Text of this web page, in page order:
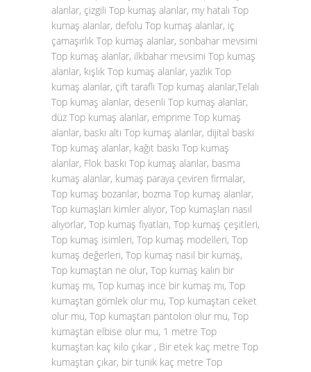
alanlar, çizgili Top kumaş alanlar, my hatalı Top
kumaş alanlar, defolu Top kumaş alanlar, iç
çamaşırlık Top kumaş alanlar, sonbahar mevsimi
Top kumaş alanlar, ilkbahar mevsimi Top kumaş
alanlar, kışlık Top kumaş alanlar, yazlık Top
kumaş alanlar, çift taraflı Top kumaş alanlar,Telalı
Top kumaş alanlar, desenli Top kumaş alanlar,
düz Top kumaş alanlar, emprime Top kumaş
alanlar, baskı altı Top kumaş alanlar, dijital baskı
Top kumaş alanlar, kağıt baskı Top kumaş
alanlar, Flok baskı Top kumaş alanlar, basma
kumaş alanlar, kumaş paraya çeviren firmalar,
Top kumaş bozanlar, bozma Top kumaş alanlar,
Top kumaşları kimler alıyor, Top kumaşları nasıl
alıyorlar, Top kumaş fiyatları, Top kumaş çeşitleri,
Top kumaş isimleri, Top kumaş modelleri, Top
kumaş değerleri, Top kumaş nasıl bir kumaş,
Top kumaştan ne olur, Top kumaş kalın bir
kumaş mı, Top kumaş ince bir kumaş mı, Top
kumaştan gömlek olur mu, Top kumaştan ceket
olur mu, Top kumaştan pantolon olur mu, Top
kumaştan elbise olur mu, 1 metre Top
kumaştan kaç kilo çıkar , Bir etek kaç metre Top
kumaştan çıkar, bir tunik kaç metre Top